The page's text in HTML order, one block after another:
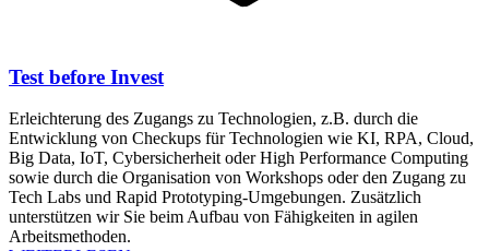
Test before Invest
Erleichterung des Zugangs zu Technologien, z.B. durch die
Entwicklung von Checkups für Technologien wie KI, RPA, Cloud,
Big Data, IoT, Cybersicherheit oder High Performance Computing
sowie durch die Organisation von Workshops oder den Zugang zu
Tech Labs und Rapid Prototyping-Umgebungen. Zusätzlich
unterstützen wir Sie beim Aufbau von Fähigkeiten in agilen
Arbeitsmethoden.